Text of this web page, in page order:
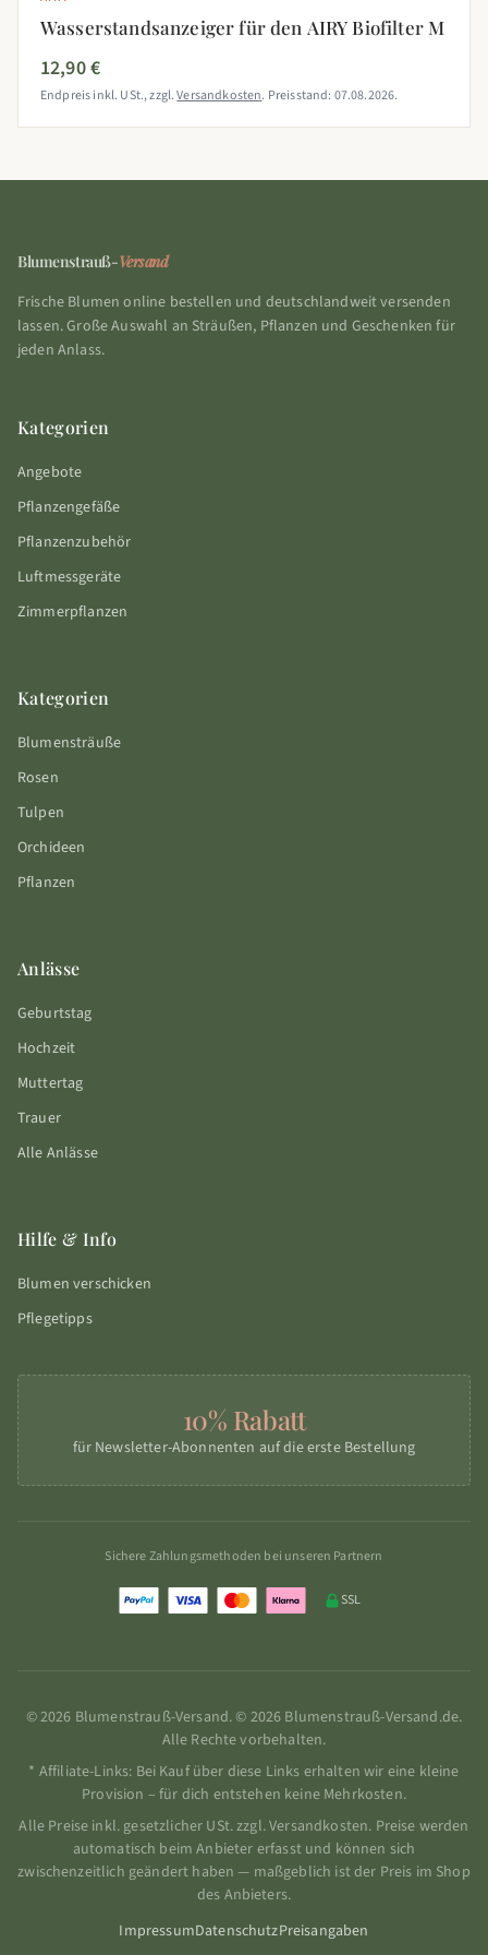
Wasserstandsanzeiger für den AIRY Biofilter M
12,90 €
Endpreis inkl. USt., zzgl.Versandkosten. Preisstand: 07.08.2026.
Blumenstrauß-Versand
Frische Blumen online bestellen und deutschlandweit versenden
lassen. Große Auswahl an Sträußen, Pflanzen und Geschenken für
jeden Anlass.
Kategorien
Angebote
Pflanzengefäße
Pflanzenzubehör
Luftmessgeräte
Zimmerpflanzen
Kategorien
Blumensträuße
Rosen
Tulpen
Orchideen
Pflanzen
Anlässe
Geburtstag
Hochzeit
Muttertag
Trauer
Alle Anlässe
Hilfe & Info
Blumen verschicken
Pflegetipps
10% Rabatt
für Newsletter-Abonnenten auf die erste Bestellung
Sichere Zahlungsmethoden bei unseren Partnern
SSL
© 2026 Blumenstrauß-Versand. © 2026 Blumenstrauß-Versand.de.
Alle Rechte vorbehalten.
* Affiliate-Links: Bei Kauf über diese Links erhalten wir eine kleine
Provision – für dich entstehen keine Mehrkosten.
Alle Preise inkl. gesetzlicher USt. zzgl. Versandkosten. Preise werden
automatisch beim Anbieter erfasst und können sich
zwischenzeitlich geändert haben — maßgeblich ist der Preis im Shop
des Anbieters.
ImpressumDatenschutzPreisangaben